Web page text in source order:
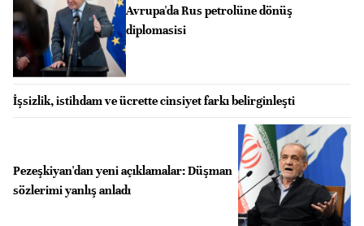
Avrupa'da Rus petrolüne dönüş
diplomasisi
İşsizlik, istihdam ve ücrette cinsiyet farkı belirginleşti
Pezeşkiyan'dan yeni açıklamalar: Düşman
sözlerimi yanlış anladı